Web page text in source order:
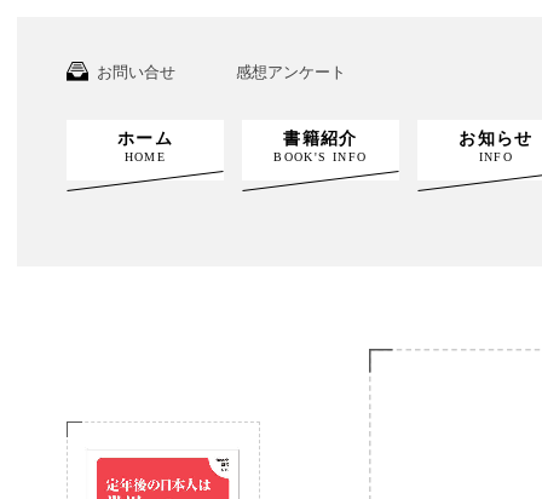
お問い合せ 感想アンケート
ホーム
HOME
書籍紹介
BOOK'S INFO
お知らせ
INFO